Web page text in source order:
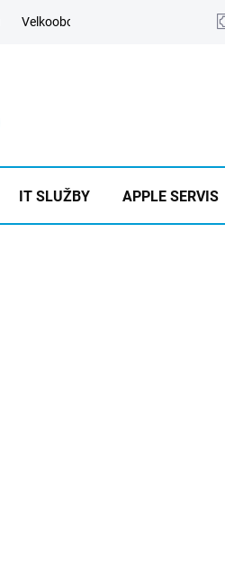
Velkoobchod Výkup
IT SLUŽBY APPLE SERVIS